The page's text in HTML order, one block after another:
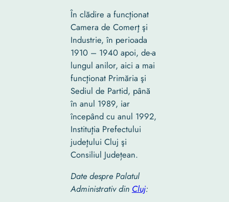
În clădire a funcţionat
Camera de Comerţ şi
Industrie, în perioada
1910 – 1940 apoi, de-a
lungul anilor, aici a mai
funcţionat Primăria şi
Sediul de Partid, până
în anul 1989, iar
începând cu anul 1992,
Instituţia Prefectului
judeţului Cluj şi
Consiliul Județean.
Date despre Palatul
Administrativ din Cluj: